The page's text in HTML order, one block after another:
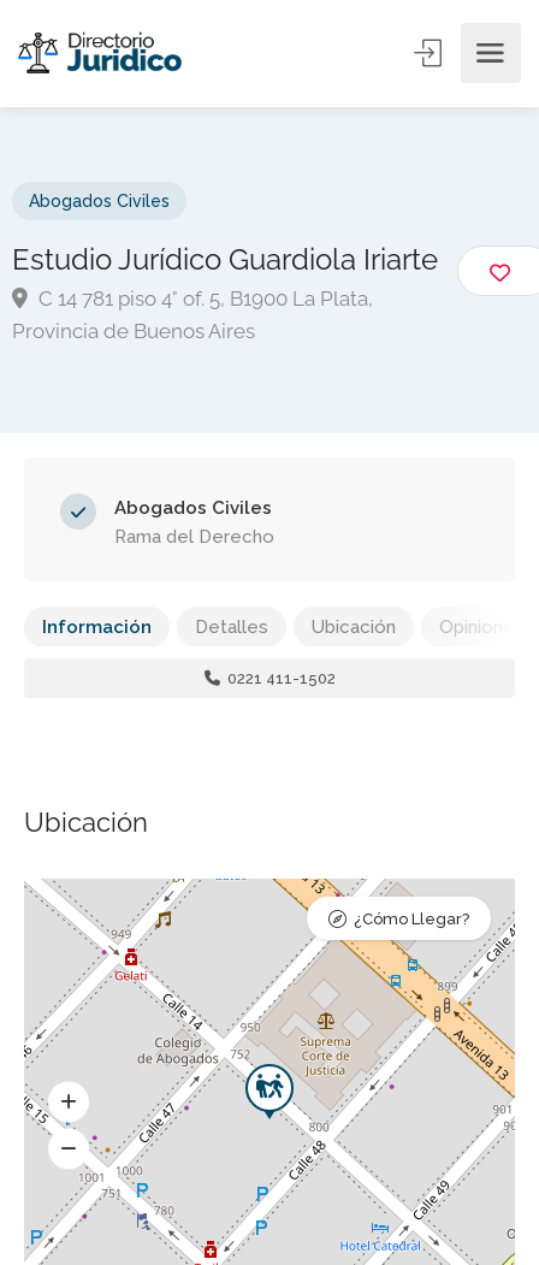
Abogados Civiles
Estudio Jurídico Guardiola Iriarte
C 14 781 piso 4° of. 5, B1900 La Plata,
Provincia de Buenos Aires
Abogados Civiles
Rama del Derecho
Información Detalles Ubicación Opiniones
0221 411-1502
Ubicación
¿Cómo Llegar?